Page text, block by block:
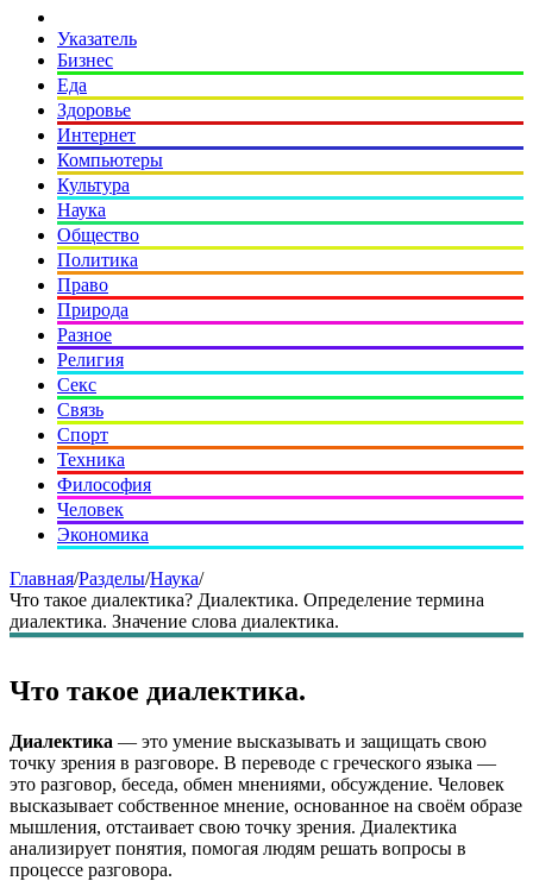
Указатель
Бизнес
Еда
Здоровье
Интернет
Компьютеры
Культура
Наука
Общество
Политика
Право
Природа
Разное
Религия
Секс
Связь
Спорт
Техника
Философия
Человек
Экономика
Главная/Разделы/Наука/
Что такое диалектика? Диалектика. Определение термина
диалектика. Значение слова диалектика.
Что такое диалектика.
Диалектика — это умение высказывать и защищать свою
точку зрения в разговоре. В переводе с греческого языка —
это разговор, беседа, обмен мнениями, обсуждение. Человек
высказывает собственное мнение, основанное на своём образе
мышления, отстаивает свою точку зрения. Диалектика
анализирует понятия, помогая людям решать вопросы в
процессе разговора.